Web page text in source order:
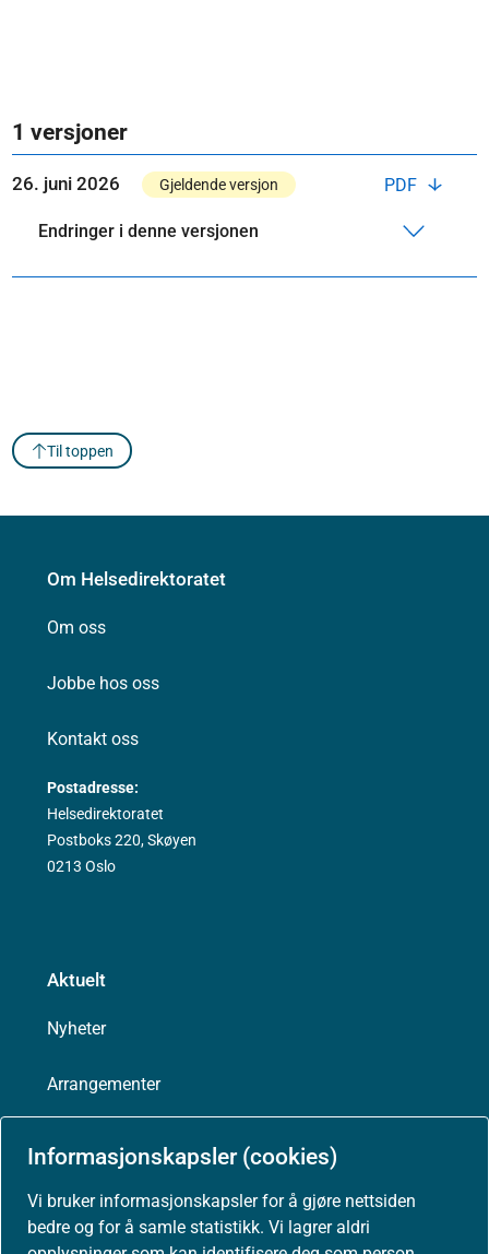
Informasjonskapsler (cookies)
Vi bruker informasjonskapsler for å gjøre nettsiden
bedre og for å samle statistikk. Vi lagrer aldri
1 versjoner
PDF
26. juni 2026 Gjeldende versjon
Endringer i denne versjonen
Til toppen
Om Helsedirektoratet
Om oss
Jobbe hos oss
Kontakt oss
Postadresse:
Helsedirektoratet
Postboks 220, Skøyen
0213 Oslo
Aktuelt
Nyheter
Arrangementer
Presse